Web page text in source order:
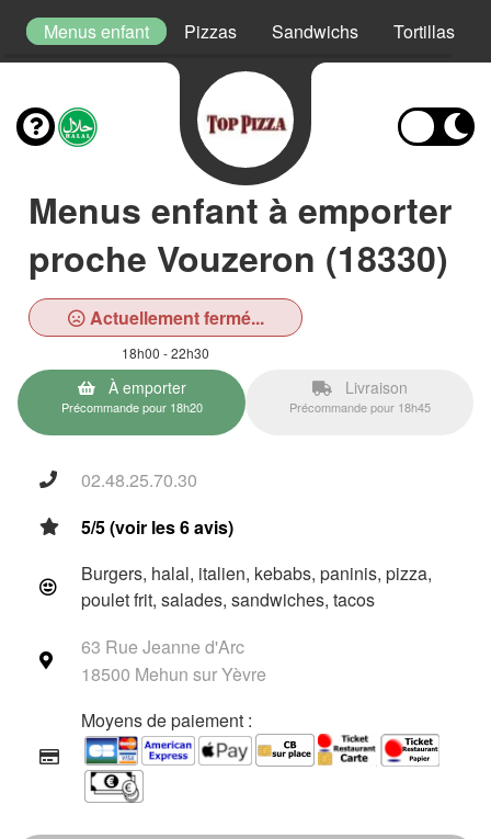
Menus enfant Pizzas Sandwichs Tortillas
Menus enfant à emporter
proche Vouzeron (18330)
Actuellement fermé...
18h00 - 22h30
À emporter
Précommande pour 18h20
Livraison
Précommande pour 18h45
02.48.25.70.30
5/5 (voir les 6 avis)
Burgers, halal, italien, kebabs, paninis, pizza,
poulet frit, salades, sandwiches, tacos
63 Rue Jeanne d'Arc
18500 Mehun sur Yèvre
Moyens de paiement :